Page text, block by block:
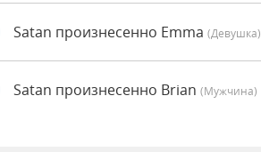
Satan произнесенно Emma (девушка)
Satan произнесенно Brian (мужчина)